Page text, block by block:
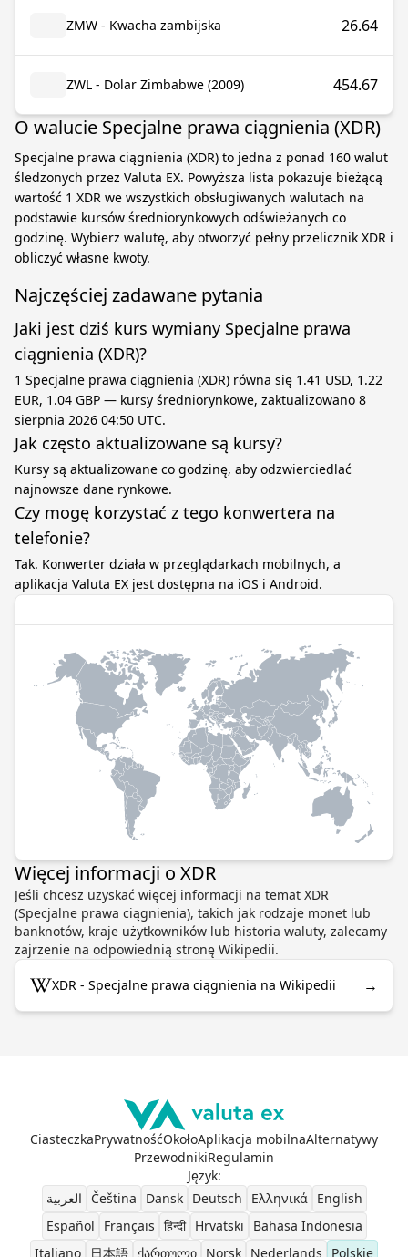
ZMW - Kwacha zambijska 26.64
ZWL - Dolar Zimbabwe (2009) 454.67
O walucie Specjalne prawa ciągnienia (XDR)
Specjalne prawa ciągnienia (XDR) to jedna z ponad 160 walut
śledzonych przez Valuta EX. Powyższa lista pokazuje bieżącą
wartość 1 XDR we wszystkich obsługiwanych walutach na
podstawie kursów średniorynkowych odświeżanych co
godzinę. Wybierz walutę, aby otworzyć pełny przelicznik XDR i
obliczyć własne kwoty.
Najczęściej zadawane pytania
Jaki jest dziś kurs wymiany Specjalne prawa
ciągnienia (XDR)?
1 Specjalne prawa ciągnienia (XDR) równa się 1.41 USD, 1.22
EUR, 1.04 GBP — kursy średniorynkowe, zaktualizowano 8
sierpnia 2026 04:50 UTC.
Jak często aktualizowane są kursy?
Kursy są aktualizowane co godzinę, aby odzwierciedlać
najnowsze dane rynkowe.
Czy mogę korzystać z tego konwertera na
telefonie?
Tak. Konwerter działa w przeglądarkach mobilnych, a
aplikacja Valuta EX jest dostępna na iOS i Android.
Więcej informacji o XDR
Jeśli chcesz uzyskać więcej informacji na temat XDR
(Specjalne prawa ciągnienia), takich jak rodzaje monet lub
banknotów, kraje użytkowników lub historia waluty, zalecamy
zajrzenie na odpowiednią stronę Wikipedii.
XDR - Specjalne prawa ciągnienia na Wikipedii →
CiasteczkaPrywatnośćOkołoAplikacja mobilnaAlternatywy
PrzewodnikiRegulamin
Język:
العربية
Čeština Dansk Deutsch Ελληνικά
English
Español
Français हिन्दी Hrvatski
Bahasa Indonesia
Italiano
日本語 ქართული Norsk Nederlands Polskie